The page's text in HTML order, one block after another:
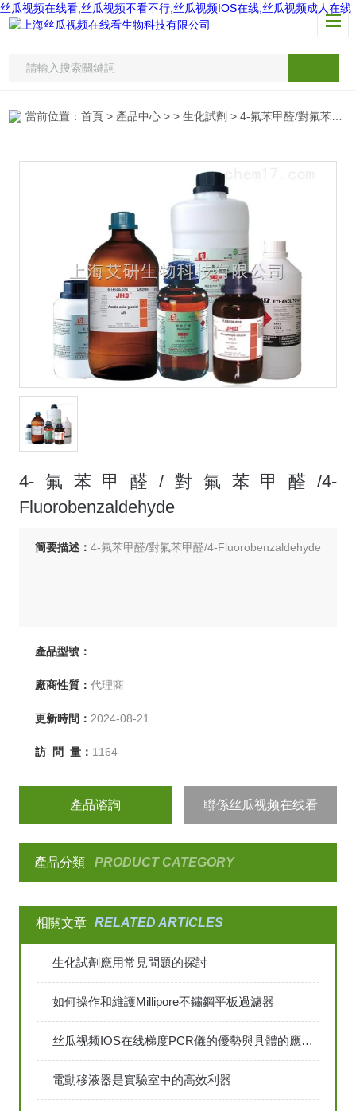
丝瓜视频在线看,丝瓜视频不看不行,丝瓜视频IOS在线,丝瓜视频成人在线
當前位置：首頁 > 產品中心 > >生化試劑 > 4-氟苯甲醛/對氟苯甲醛/4-Fluorobenzaldehyde
4-氟苯甲醛/對氟苯甲醛/4-
Fluorobenzaldehyde
簡要描述： 4-氟苯甲醛/對氟苯甲醛/4-Fluorobenzaldehyde
產品型號：
廠商性質： 代理商
更新時間： 2024-08-21
訪 問 量： 1164
產品谘詢 聯係丝瓜视频在线看
產品分類 PRODUCT CATEGORY
相關文章 RELATED ARTICLES
生化試劑應用常見問題的探討
如何操作和維護Millipore不鏽鋼平板過濾器
丝瓜视频IOS在线梯度PCR儀的優勢與具體的應用包括哪些？
電動移液器是實驗室中的高效利器